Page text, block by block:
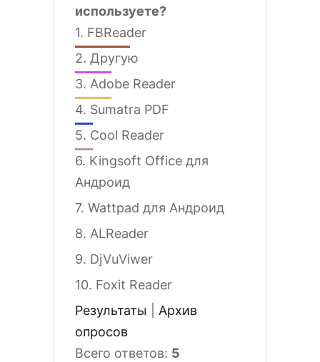
используете?
1. FBReader
2. Другую
3. Adobe Reader
4. Sumatra PDF
5. Cool Reader
6. Kingsoft Office для
Андроид
7. Wattpad для Андроид
8. ALReader
9. DjVuViwer
10. Foxit Reader
Результаты
Архив
опросов
Всего ответов: 5